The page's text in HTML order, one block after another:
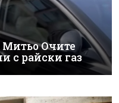
Митьо Очите
с райски газ